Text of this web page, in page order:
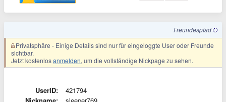
Freundespfad
Privatsphäre - Einige Details sind nur für eingeloggte User oder Freunde
sichtbar.
Jetzt kostenlosanmelden, um die vollständige Nickpage zu sehen.
UserID:
421794